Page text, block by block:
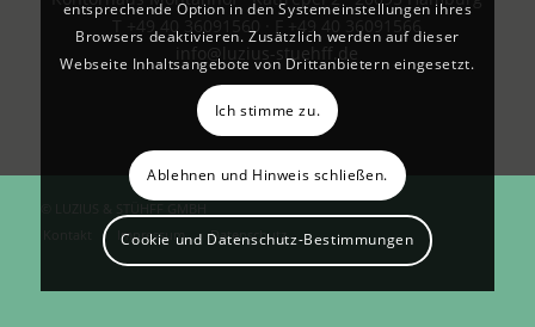
T +49 40 36091560 · F +49 40 36091566
info@luzius-stuehff.de
Impressum Datenschutz
entsprechende Option in den Systemeinstellungen ihres
Browsers deaktivieren. Zusätzlich werden auf dieser
Webseite Inhaltsangebote von Drittanbietern eingesetzt.
Ich stimme zu.
Ablehnen und Hinweis schließen.
Cookie und Datenschutz-Bestimmungen